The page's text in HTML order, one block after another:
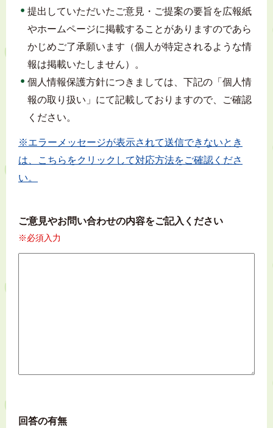
提出していただいたご意見・ご提案の要旨を広報紙
やホームページに掲載することがありますのであら
かじめご了承願います（個人が特定されるような情
報は掲載いたしません）。
個人情報保護方針につきましては、下記の「個人情
報の取り扱い」にて記載しておりますので、ご確認
ください。
※エラーメッセージが表示されて送信できないとき
は、こちらをクリックして対応方法をご確認くださ
い。
ご意見やお問い合わせの内容をご記入ください
※必須入力
回答の有無